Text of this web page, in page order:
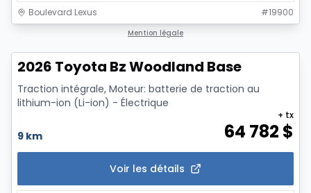
Boulevard Lexus #19900
Mention légale
2026 Toyota Bz Woodland Base
Traction intégrale, Moteur: batterie de traction au
lithium-ion (Li-ion) - Électrique
9 km 64 782 $
+ tx
Voir les détails